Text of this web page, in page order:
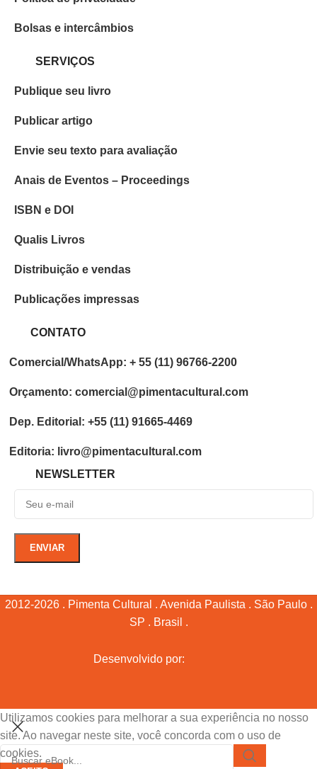
Bolsas e intercâmbios
SERVIÇOS
Publique seu livro
Publicar artigo
Envie seu texto para avaliação
Anais de Eventos – Proceedings
ISBN e DOI
Qualis Livros
Distribuição e vendas
Publicações impressas
CONTATO
Comercial/WhatsApp: + 55 (11) 96766-2200
Orçamento: comercial@pimentacultural.com
Dep. Editorial: +55 (11) 91665-4469
Editoria: livro@pimentacultural.com
NEWSLETTER
2012-2026 . Pimenta Cultural . Avenida Paulista . São Paulo .
SP . Brasil .
Desenvolvido por:
Utilizamos cookies para melhorar a sua experiência no nosso
site. Ao navegar neste site, você concorda com o uso de
cookies.